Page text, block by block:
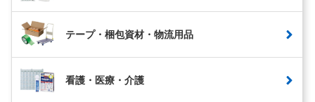
テープ・梱包資材・物流用品
看護・医療・介護